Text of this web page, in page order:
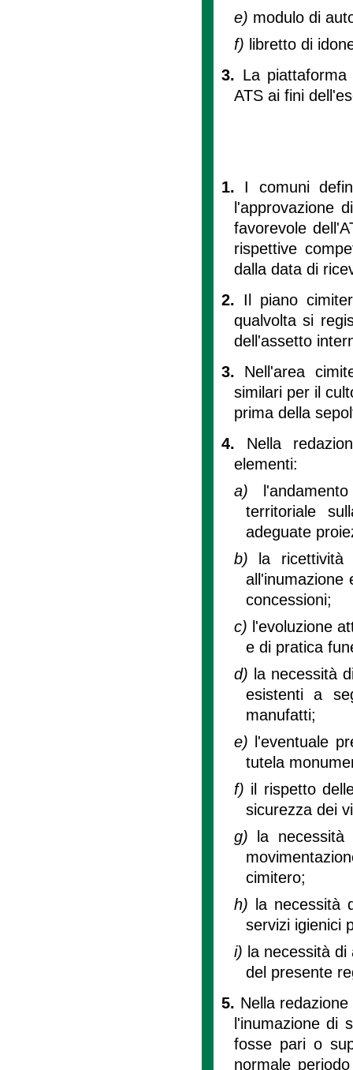
e) modulo di
f) libretto di
3. La
ATS ai fini
1. I comuni
l'approvazione
favorevole
rispettive
dalla data di
2. Il piano
qualvolta si
dell'assetto
3. Nell'area
similari per il
prima della
4. Nella
elementi:
a)
territoriale
adeguate
b)
la ricettività
all'inumazione
concessioni;
c) l'evoluzione
e di pratica
d) la necessità
esistenti a
manufatti;
e)
l'eventuale
tutela
f) il rispetto
sicurezza dei
g)
la
cimitero;
h)
la necessità
servizi igienici
i) la necessità
del presente
5. Nella
l'inumazione di
fosse pari o
normale